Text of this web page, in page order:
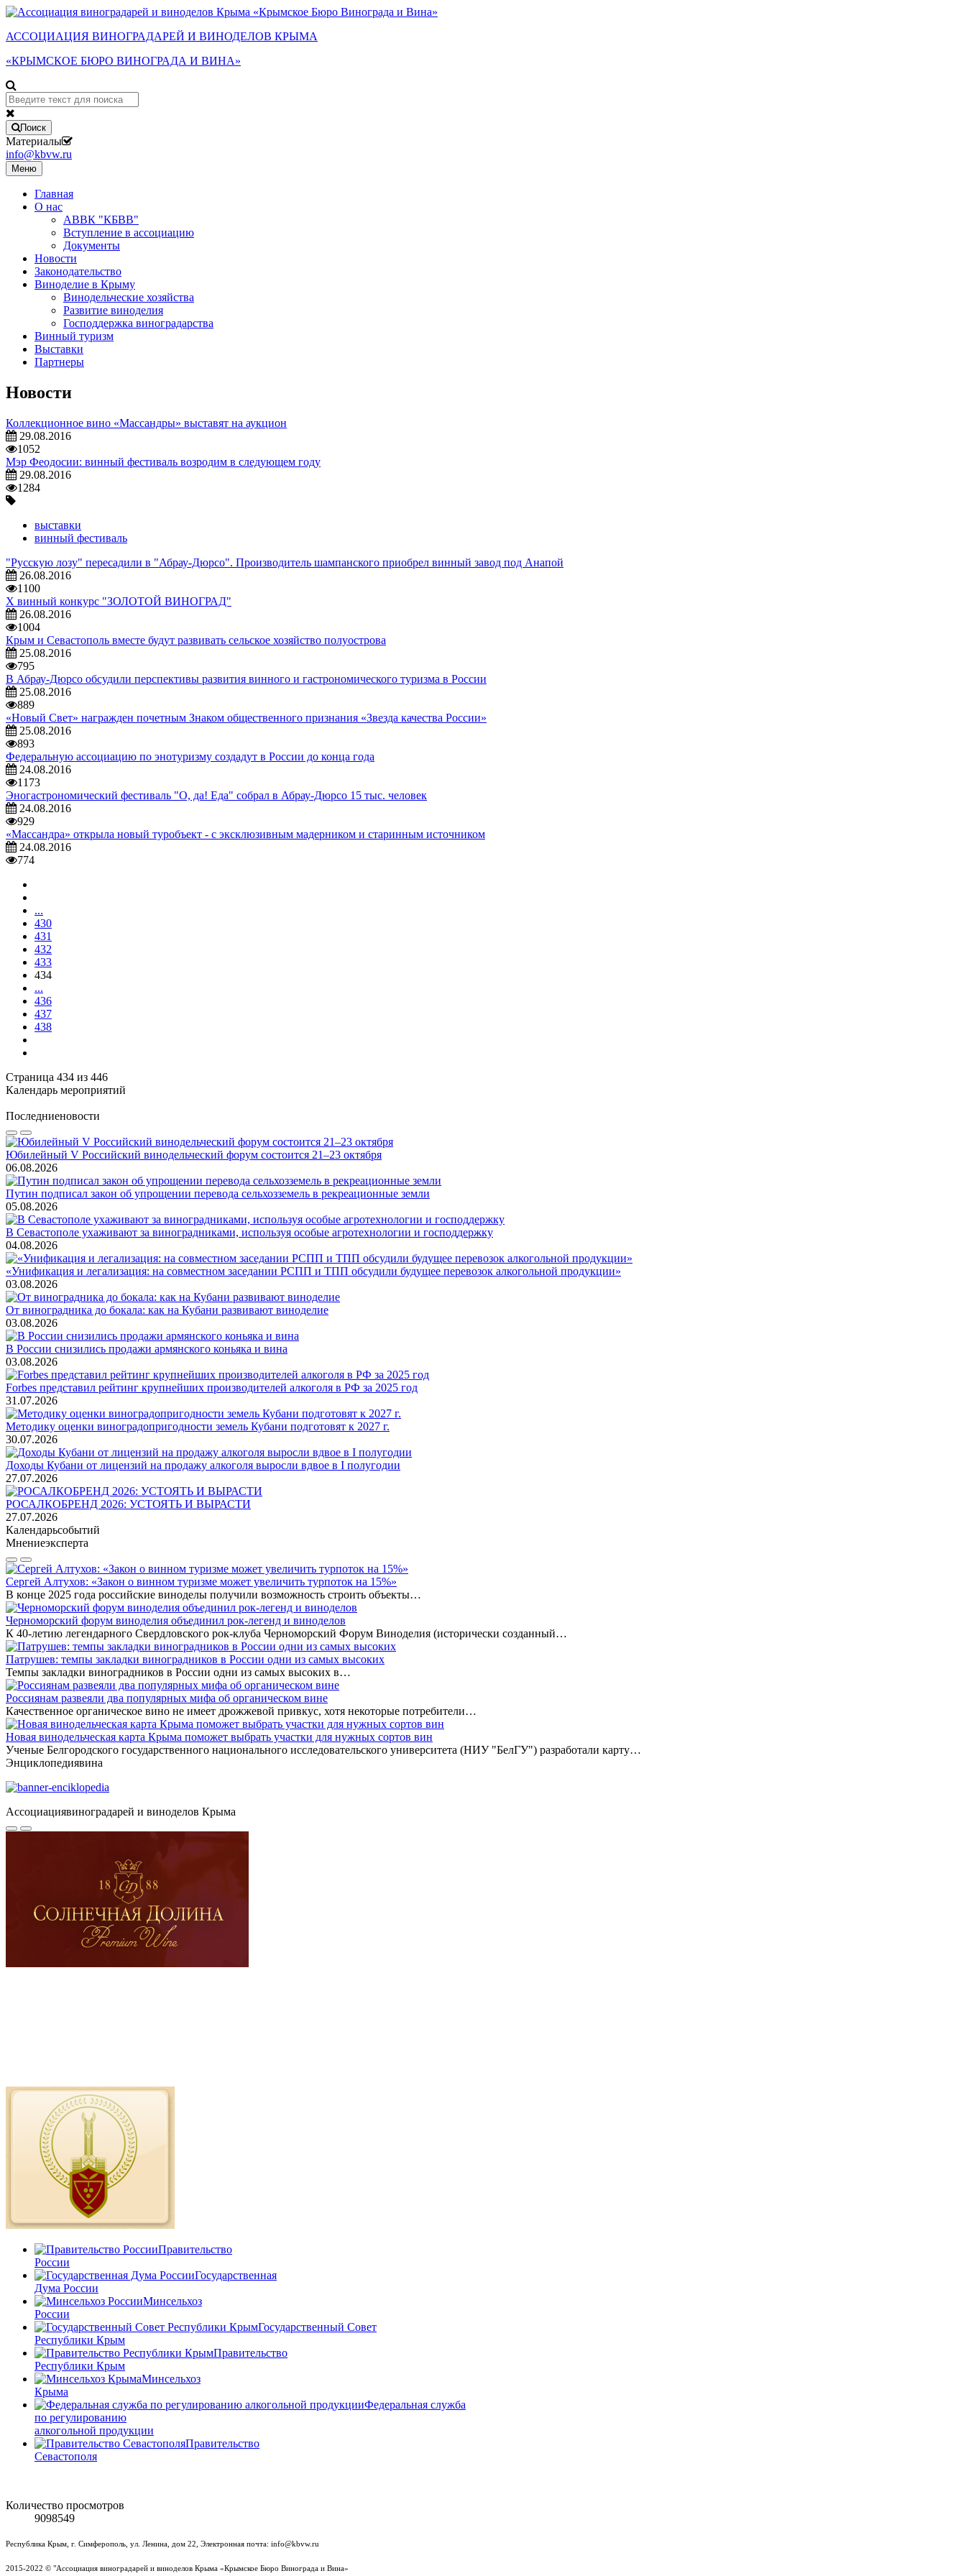
АССОЦИАЦИЯ ВИНОГРАДАРЕЙ И ВИНОДЕЛОВ КРЫМА
«КРЫМСКОЕ БЮРО ВИНОГРАДА И ВИНА»
Поиск
Материалы
info@kbvw.ru
Меню
Главная
О нас
АВВК "КБВВ"
Вступление в ассоциацию
Документы
Новости
Законодательство
Виноделие в Крыму
Винодельческие хозяйства
Развитие виноделия
Господдержка виноградарства
Винный туризм
Выставки
Партнеры
Новости
Коллекционное вино «Массандры» выставят на аукцион
29.08.2016
1052
Мэр Феодосии: винный фестиваль возродим в следующем году
29.08.2016
1284
выставки
винный фестиваль
"Русскую лозу" пересадили в "Абрау-Дюрсо". Производитель шампанского приобрел винный завод под Анапой
26.08.2016
1100
Х винный конкурс "ЗОЛОТОЙ ВИНОГРАД"
26.08.2016
1004
Крым и Севастополь вместе будут развивать сельское хозяйство полуострова
25.08.2016
795
В Абрау-Дюрсо обсудили перспективы развития винного и гастрономического туризма в России
25.08.2016
889
«Новый Свет» награжден почетным Знаком общественного признания «Звезда качества России»
25.08.2016
893
Федеральную ассоциацию по энотуризму создадут в России до конца года
24.08.2016
1173
Эногастрономический фестиваль "О, да! Еда" собрал в Абрау-Дюрсо 15 тыс. человек
24.08.2016
929
«Массандра» открыла новый туробъект - с эксклюзивным мадерником и старинным источником
24.08.2016
774
...
430
431
432
433
434
...
436
437
438
Страница 434 из 446
Календарь мероприятий
Последниеновости
Юбилейный V Российский винодельческий форум состоится 21–23 октября
06.08.2026
Путин подписал закон об упрощении перевода сельхозземель в рекреационные земли
05.08.2026
В Севастополе ухаживают за виноградниками, используя особые агротехнологии и господдержку
04.08.2026
«Унификация и легализация: на совместном заседании РСПП и ТПП обсудили будущее перевозок алкогольной продукции»
03.08.2026
От виноградника до бокала: как на Кубани развивают виноделие
03.08.2026
В России снизились продажи армянского коньяка и вина
03.08.2026
Forbes представил рейтинг крупнейших производителей алкоголя в РФ за 2025 год
31.07.2026
Методику оценки виноградопригодности земель Кубани подготовят к 2027 г.
30.07.2026
Доходы Кубани от лицензий на продажу алкоголя выросли вдвое в I полугодии
27.07.2026
РОСАЛКОБРЕНД 2026: УСТОЯТЬ И ВЫРАСТИ
27.07.2026
Календарьсобытий
Мнениеэксперта
Сергей Алтухов: «Закон о винном туризме может увеличить турпоток на 15%»
В конце 2025 года российские виноделы получили возможность строить объекты…
Черноморский форум виноделия объединил рок-легенд и виноделов
К 40-летию легендарного Свердловского рок-клуба Черноморский Форум Виноделия (исторически созданный…
Патрушев: темпы закладки виноградников в России одни из самых высоких
Темпы закладки виноградников в России одни из самых высоких в…
Россиянам развеяли два популярных мифа об органическом вине
Качественное органическое вино не имеет дрожжевой привкус, хотя некоторые потребители…
Новая винодельческая карта Крыма поможет выбрать участки для нужных сортов вин
Ученые Белгородского государственного национального исследовательского университета (НИУ "БелГУ") разработали карту…
Энциклопедиявина
Ассоциациявиноградарей и виноделов Крыма
Правительство
России
Государственная
Дума России
Минсельхоз
России
Государственный Совет
Республики Крым
Правительство
Республики Крым
Минсельхоз
Крыма
Федеральная служба
по регулированию
алкогольной продукции
Правительство
Севастополя
Количество просмотров
9098549
Республика Крым, г. Симферополь, ул. Ленина, дом 22, Электронная почта: info@kbvw.ru
2015-2022 © "Ассоциация виноградарей и виноделов Крыма «Крымское Бюро Винограда и Вина»